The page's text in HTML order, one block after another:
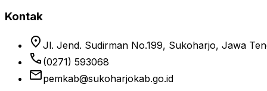
Kontak
location_on Jl. Jend. Sudirman No.199, Sukoharjo, Jawa
phone (0271) 593068
emailpemkab@sukoharjokab.go.id